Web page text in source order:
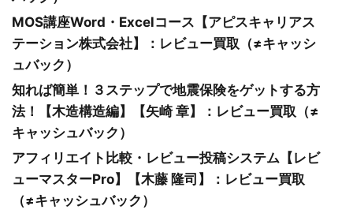
MOS講座Word・Excelコース【アピスキャリアス
テーション株式会社】：レビュー買取（≠キャッシ
ュバック）
知れば簡単！３ステップで地震保険をゲットする方
法！【木造構造編】【矢崎 章】：レビュー買取（≠
キャッシュバック）
アフィリエイト比較・レビュー投稿システム【レビ
ューマスターPro】【木藤 隆司】：レビュー買取
（≠キャッシュバック）